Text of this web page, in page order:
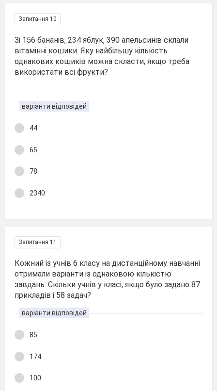
Запитання 10
Зі 156 бананів, 234 яблук, 390 апельсинів склали
вітамінні кошики. Яку найбільшу кількість
однакових кошиків можна скласти, якщо треба
використати всі фрукти?
варіанти відповідей
44
65
78
2340
Запитання 11
Кожний із учнів 6 класу на дистанційному навчанні
отримали варіанти із однаковою кількістю
завдань. Скільки учнів у класі, якщо було задано 87
прикладів і 58 задач?
варіанти відповідей
85
174
100